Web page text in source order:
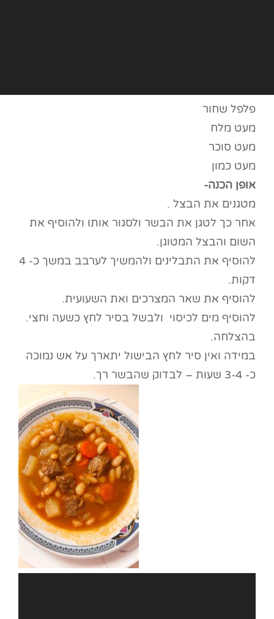
פלפל שחור
מעט מלח
מעט סוכר
מעט כמון
אופן הכנה-
מטגנים את הבצל .
אחר כך לטגן את הבשר ולסגור אותו ולהוסיף את
השום והבצל המטוגן.
להוסיף את התבלינים ולהמשיך לערבב במשך כ- 4
דקות.
להוסיף את שאר המצרכים ואת השעועית.
להוסיף מים לכיסוי ולבשל בסיר לחץ כשעה וחצי.
בהצלחה.
במידה ואין סיר לחץ הבישול יתארך על אש נמוכה
כ- 3-4 שעות – לבדוק שהבשר רך.